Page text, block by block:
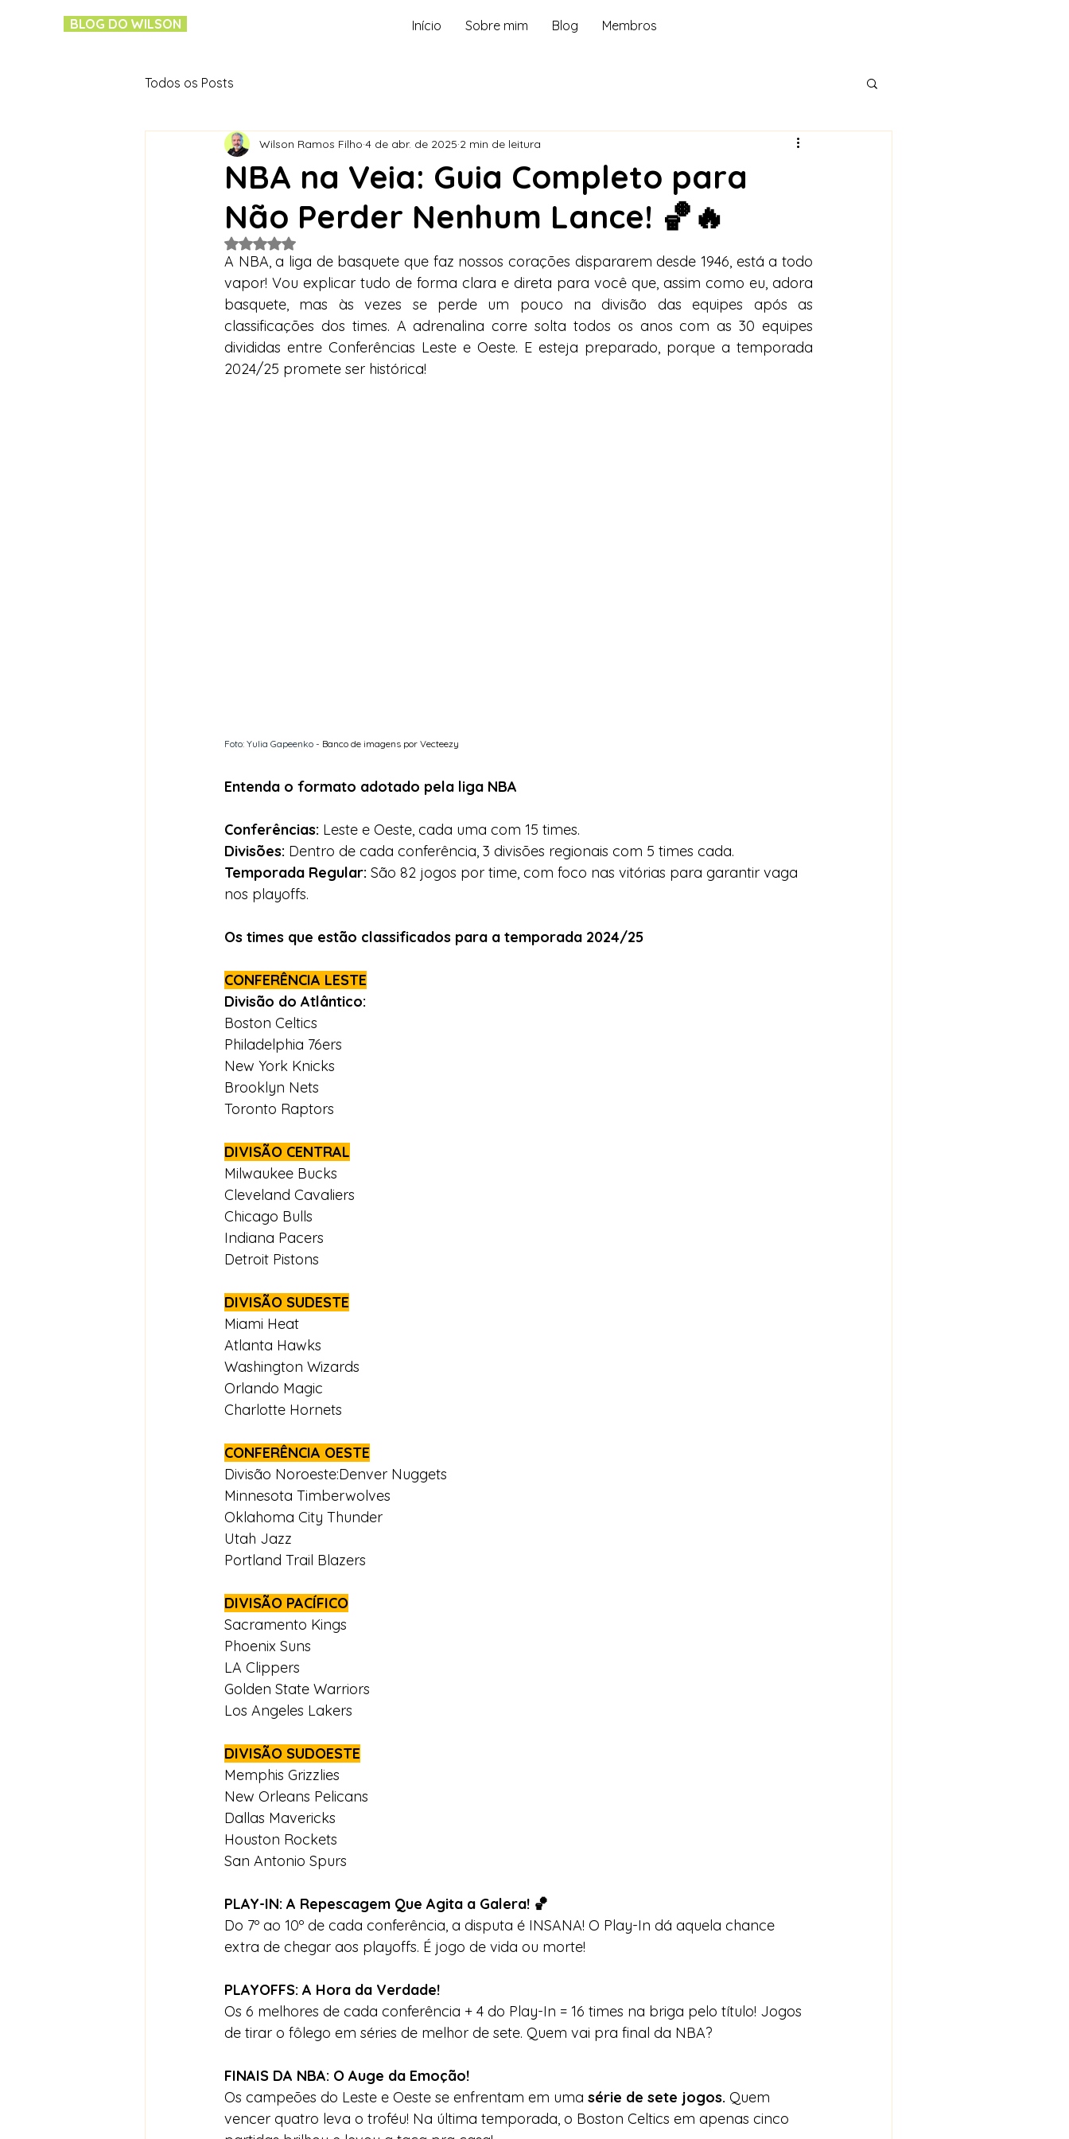
BLOG DO WILSON Início Sobre mim Blog Membros
Todos os Posts
NBA na Veia: Guia Completo para
Não Perder Nenhum Lance! 🏀🔥
Wilson Ramos Filho 4 de abr. de 2025 2 min de leitura
Avaliado com NaN de 5 estrelas.
A NBA, a liga de basquete que faz nossos corações dispararem desde 1946, está a todo
vapor! Vou explicar tudo de forma clara e direta para você que, assim como eu, adora
basquete, mas às vezes se perde um pouco na divisão das equipes após as
classificações dos times. A adrenalina corre solta todos os anos com as 30 equipes
divididas entre Conferências Leste e Oeste. E esteja preparado, porque a temporada
2024/25 promete ser histórica!
Foto: Yulia Gapeenko - Banco de imagens por Vecteezy
Entenda o formato adotado pela liga NBA
Conferências: Leste e Oeste, cada uma com 15 times.
Divisões: Dentro de cada conferência, 3 divisões regionais com 5 times cada.
Temporada Regular: São 82 jogos por time, com foco nas vitórias para garantir vaga
nos playoffs.
Os times que estão classificados para a temporada 2024/25
CONFERÊNCIA LESTE
Divisão do Atlântico:
Boston Celtics
Philadelphia 76ers
New York Knicks
Brooklyn Nets
Toronto Raptors
DIVISÃO CENTRAL
Milwaukee Bucks
Cleveland Cavaliers
Chicago Bulls
Indiana Pacers
Detroit Pistons
DIVISÃO SUDESTE
Miami Heat
Atlanta Hawks
Washington Wizards
Orlando Magic
Charlotte Hornets
CONFERÊNCIA OESTE
Divisão Noroeste:Denver Nuggets
Minnesota Timberwolves
Oklahoma City Thunder
Utah Jazz
Portland Trail Blazers
DIVISÃO PACÍFICO
Sacramento Kings
Phoenix Suns
LA Clippers
Golden State Warriors
Los Angeles Lakers
DIVISÃO SUDOESTE
Memphis Grizzlies
New Orleans Pelicans
Dallas Mavericks
Houston Rockets
San Antonio Spurs
PLAY-IN: A Repescagem Que Agita a Galera! 🏀
Do 7º ao 10º de cada conferência, a disputa é INSANA! O Play-In dá aquela chance
extra de chegar aos playoffs. É jogo de vida ou morte!
PLAYOFFS: A Hora da Verdade!
Os 6 melhores de cada conferência + 4 do Play-In = 16 times na briga pelo título! Jogos
de tirar o fôlego em séries de melhor de sete. Quem vai pra final da NBA?
FINAIS DA NBA: O Auge da Emoção!
Os campeões do Leste e Oeste se enfrentam em uma série de sete jogos. Quem
vencer quatro leva o troféu! Na última temporada, o Boston Celtics em apenas cinco